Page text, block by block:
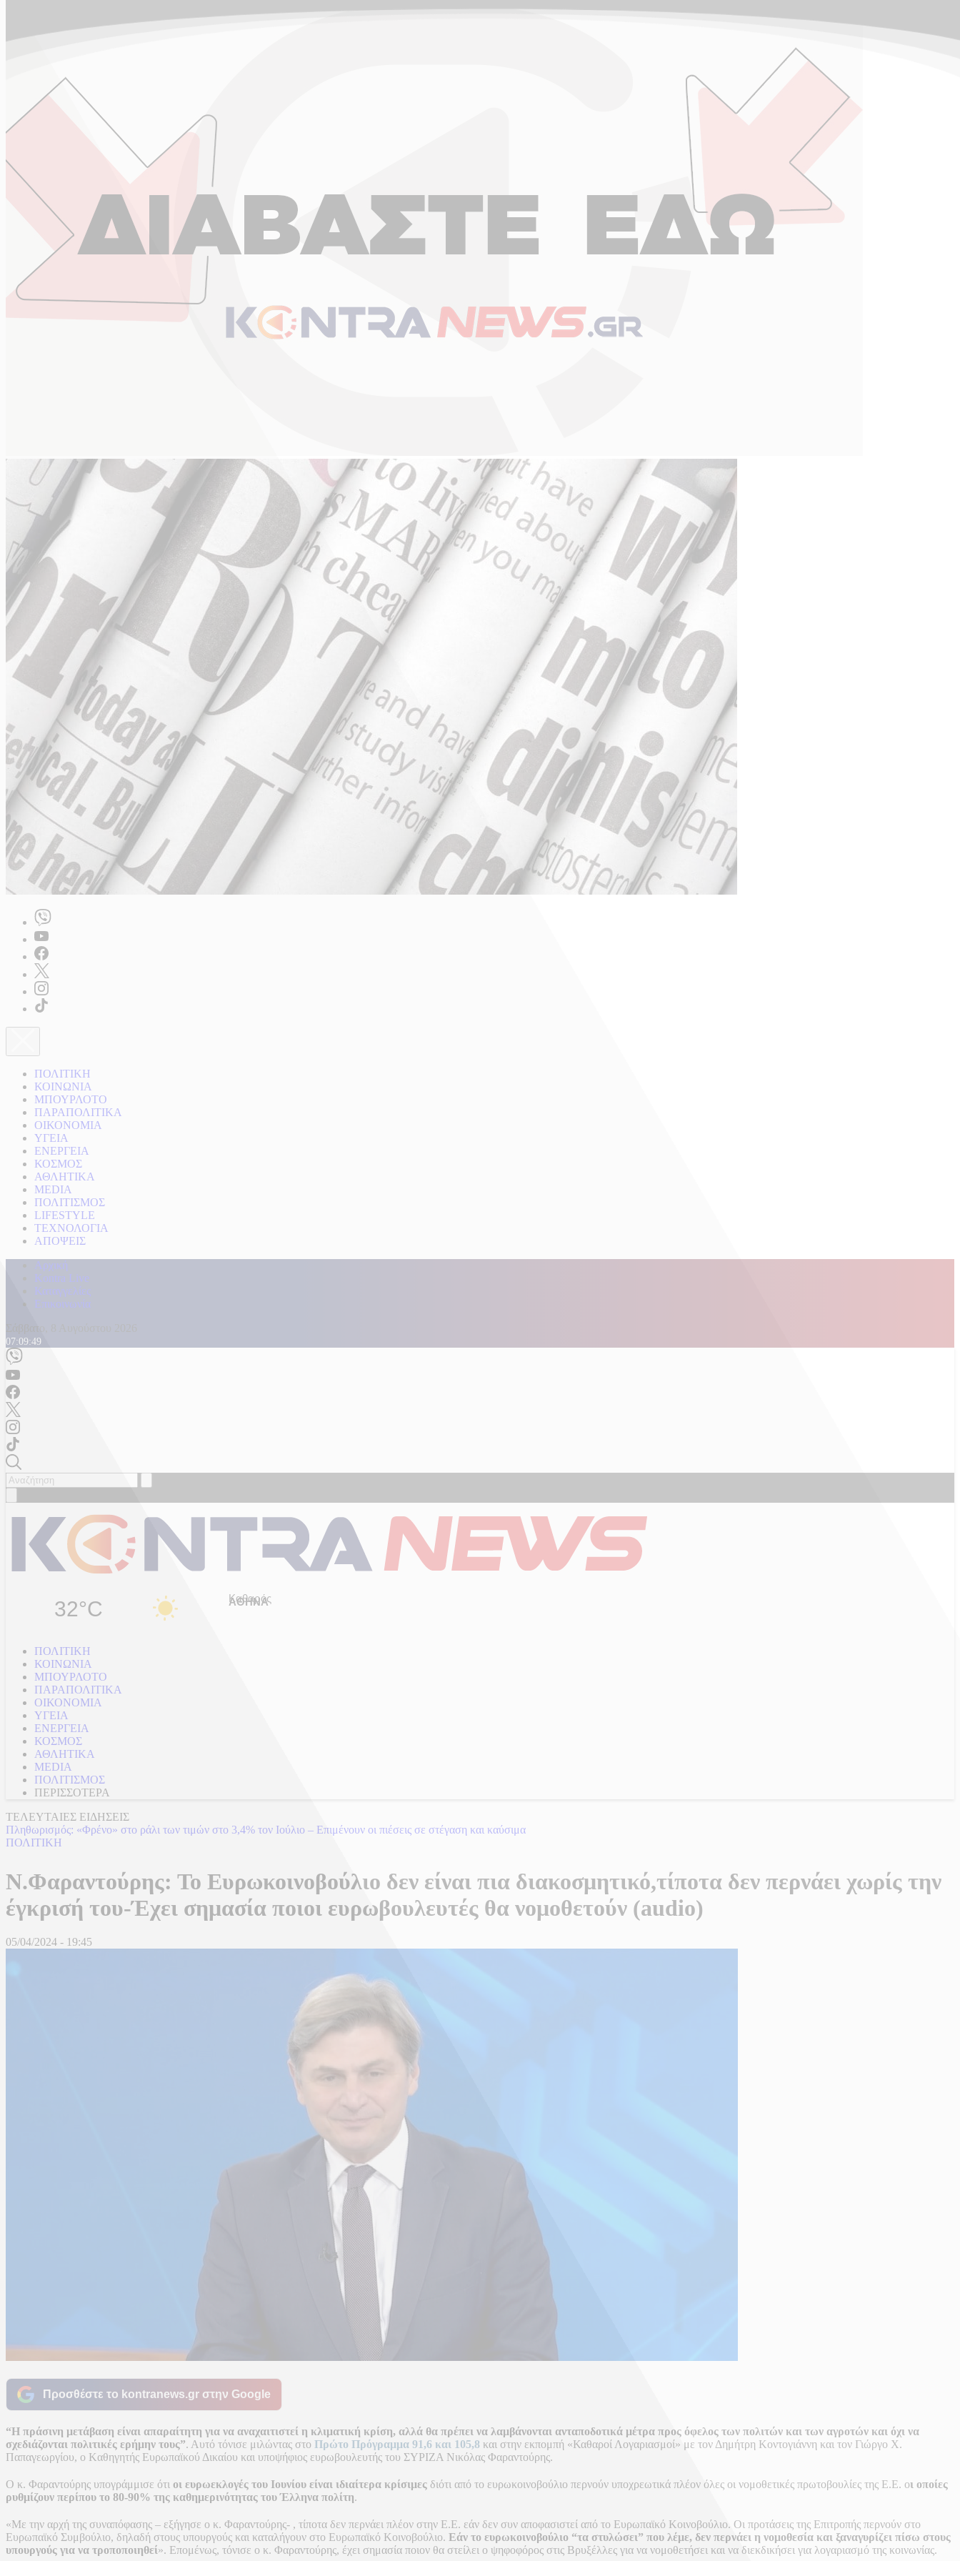
ΠΟΛΙΤΙΚΗ
ΚΟΙΝΩΝΙΑ
ΜΠΟΥΡΛΟΤΟ
ΠΑΡΑΠΟΛΙΤΙΚΑ
ΟΙΚΟΝΟΜΙΑ
ΥΓΕΙΑ
ΕΝΕΡΓΕΙΑ
ΚΟΣΜΟΣ
ΑΘΛΗΤΙΚΑ
MEDIA
ΠΟΛΙΤΙΣΜΟΣ
LIFESTYLE
ΤΕΧΝΟΛΟΓΙΑ
ΑΠΟΨΕΙΣ
Αρχική
Kontra Live
Καταγγελίες
Επικοινωνία
Σάββατο, 8 Αυγούστου 2026
07:09:51
32°C Καθαρός
ΠΟΛΙΤΙΚΗ
ΚΟΙΝΩΝΙΑ
ΜΠΟΥΡΛΟΤΟ
ΠΑΡΑΠΟΛΙΤΙΚΑ
ΟΙΚΟΝΟΜΙΑ
ΥΓΕΙΑ
ΕΝΕΡΓΕΙΑ
ΚΟΣΜΟΣ
ΑΘΛΗΤΙΚΑ
MEDIA
ΠΟΛΙΤΙΣΜΟΣ
ΠΕΡΙΣΣΟΤΕΡΑ
ΤΕΛΕΥΤΑΙΕΣ ΕΙΔΗΣΕΙΣ
Πληθωρισμός: «Φρένο» στο ράλι των τιμών στο 3,4% τον Ιούλιο – Επιμένουν οι πιέσεις σε στέγαση και καύσιμα
ΠΟΛΙΤΙΚΗ
Ν.Φαραντούρης: Το Ευρωκοινοβούλιο δεν είναι πια διακοσμητικό,τίποτα δεν περνάει χωρίς την
έγκρισή του-Έχει σημασία ποιοι ευρωβουλευτές θα νομοθετούν (audio)
05/04/2024 - 19:45
Προσθέστε το kontranews.gr στην Google
“Η πράσινη μετάβαση είναι απαραίτητη για να αναχαιτιστεί η κλιματική κρίση, αλλά θα πρέπει να λαμβάνονται ανταποδοτικά μέτρα προς όφελος των πολιτών και των αγροτών και όχι να
σχεδιάζονται πολιτικές ερήμην τους”. Αυτό τόνισε μιλώντας στο Πρώτο Πρόγραμμα 91,6 και 105,8 και στην εκπομπή «Καθαροί Λογαριασμοί» με τον Δημήτρη Κοντογιάννη και τον Γιώργο Χ.
Παπαγεωργίου, ο Kαθηγητής Ευρωπαϊκού Δικαίου και υποψήφιος ευρωβουλευτής του ΣΥΡΙΖΑ Νικόλας Φαραντούρης.
Ο κ. Φαραντούρης υπογράμμισε ότι οι ευρωεκλογές του Ιουνίου είναι ιδιαίτερα κρίσιμες διότι από το ευρωκοινοβούλιο περνούν υποχρεωτικά πλέον όλες οι νομοθετικές πρωτοβουλίες της Ε.Ε. οι οποίες
ρυθμίζουν περίπου το 80-90% της καθημερινότητας του Έλληνα πολίτη.
«Με την αρχή της συναπόφασης – εξήγησε ο κ. Φαραντούρης- , τίποτα δεν περνάει πλέον στην Ε.Ε. εάν δεν συν αποφασιστεί από το Ευρωπαϊκό Κοινοβούλιο. Οι προτάσεις της Επιτροπής περνούν στο
Ευρωπαϊκό Συμβούλιο, δηλαδή στους υπουργούς και καταλήγουν στο Ευρωπαϊκό Κοινοβούλιο. Εάν το ευρωκοινοβούλιο “τα στυλώσει” που λέμε, δεν περνάει η νομοθεσία και ξαναγυρίζει πίσω στους
υπουργούς για να τροποποιηθεί». Επομένως, τόνισε ο κ. Φαραντούρης, έχει σημασία ποιον θα στείλει ο ψηφοφόρος στις Βρυξέλλες για να νομοθετήσει και να διεκδικήσει για λογαριασμό της κοινωνίας.